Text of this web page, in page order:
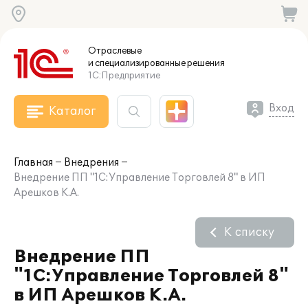
Отраслевые
и специализированныерешения
1С:Предприятие
Каталог Вход
Главная
Внедрения
Внедрение ПП "1С:Управление Торговлей 8" в ИП
Арешков К.А.
Внедрение ПП
"1С:Управление Торговлей 8"
в ИП Арешков К.А.
К списку